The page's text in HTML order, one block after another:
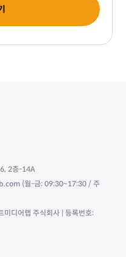
2층-14A
(월-금: 09:30~17:30 / 주
미디어랩 주식회사 | 등록번호: